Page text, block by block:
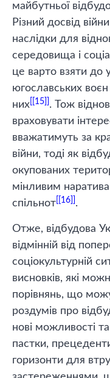
майбутньої
Різний досвід
наслідки для
середовища і
це варто взяти до
югославських воєн
них
[15]
. Тож
враховувати
вважатимуть за
війни, тоді як
окупованих
мінливим
спільнот
[16] .
Отже, відбудова
відмінній від
соціокультурній
висновків, які
порівнянь, що
роздумів про
нові можливості
пастки,
горизонти для